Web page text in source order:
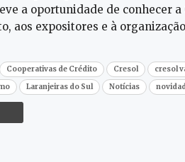
a oportunidade de conhecer
aos expositores e à
Cooperativas de Crédito Cresol cresol
Laranjeiras do Sul Notícias